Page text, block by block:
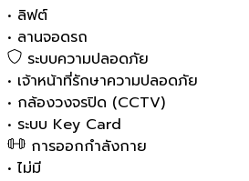
• ลิฟต์
• ลานจอดรถ
ระบบความปลอดภัย
• เจ้าหน้าที่รักษาความปลอดภัย
• กล้องวงจรปิด (CCTV)
• ระบบ Key Card
การออกกำลังกาย
• ไม่มี